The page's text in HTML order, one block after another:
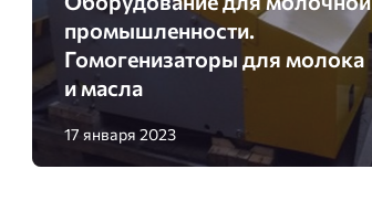
промышленности.
Гомогенизаторы для молока
и масла
17 января 2023